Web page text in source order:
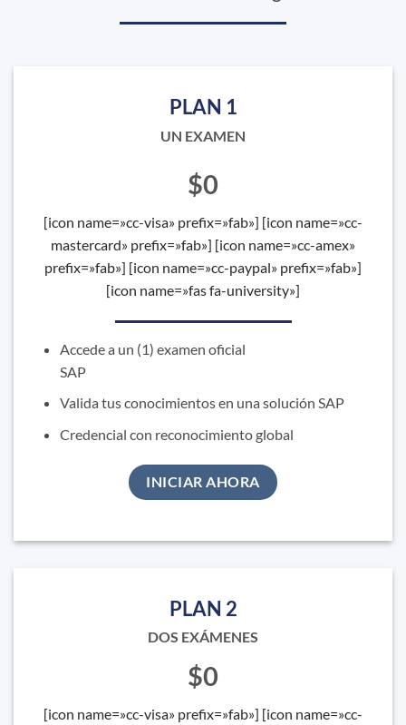
PLAN 1
UN EXAMEN
$0
[icon name=»cc-visa» prefix=»fab»] [icon name=»cc-
mastercard» prefix=»fab»] [icon name=»cc-amex»
prefix=»fab»] [icon name=»cc-paypal» prefix=»fab»]
[icon name=»fas fa-university»]
Accede a un (1) examen oficial
SAP
Valida tus conocimientos en una solución SAP
Credencial con reconocimiento global
INICIAR AHORA
PLAN 2
DOS EXÁMENES
$0
[icon name=»cc-visa» prefix=»fab»] [icon name=»cc-